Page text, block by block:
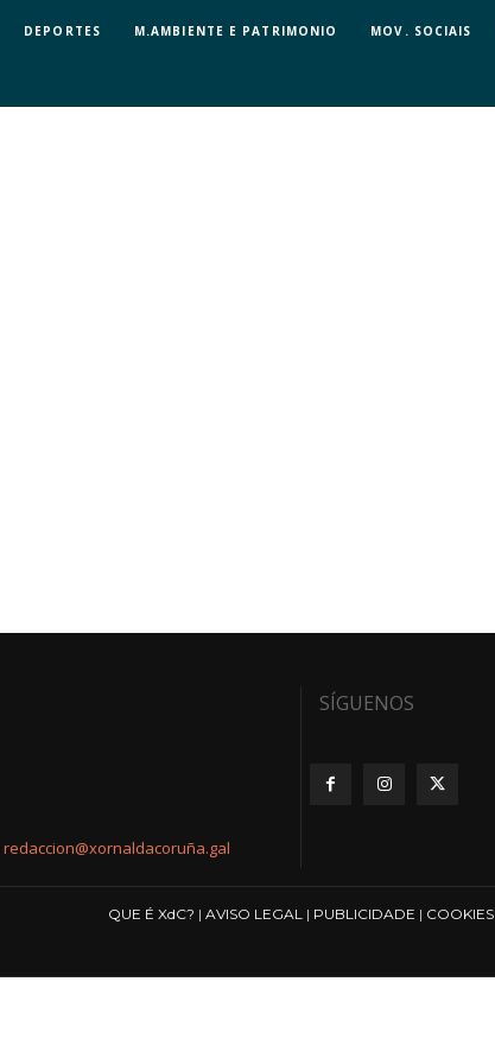
DEPORTES M.AMBIENTE E PATRIMONIO MOV. SOCIAIS
redaccion@xornaldacoruña.gal
SÍGUENOS
QUE É XdC? | AVISO LEGAL | PUBLICIDADE | COOKIES